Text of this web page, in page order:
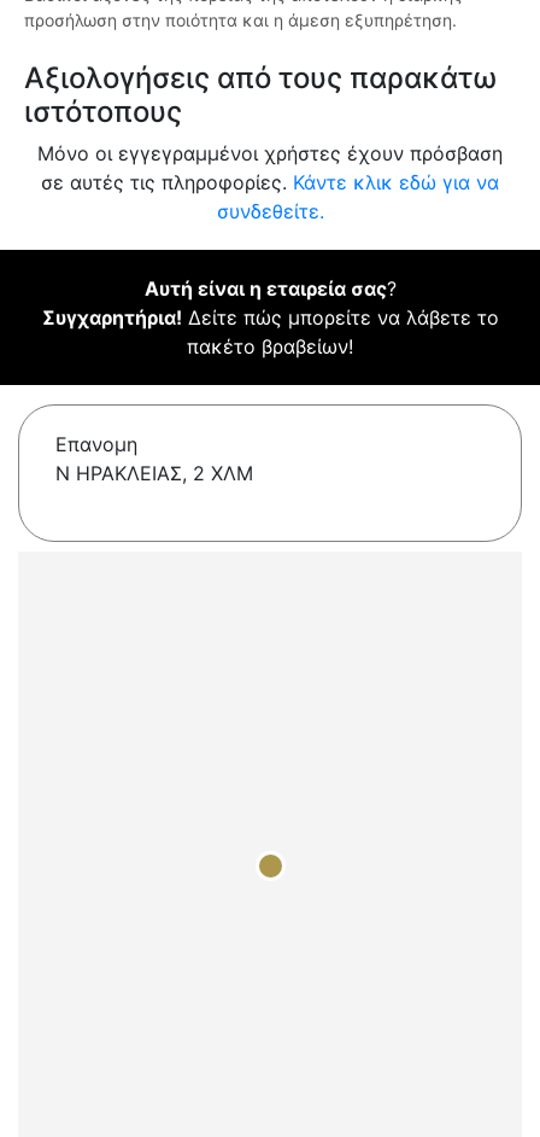
προσήλωση στην ποιότητα και η άμεση εξυπηρέτηση.
Αξιολογήσεις από τους παρακάτω
ιστότοπους
Μόνο οι εγγεγραμμένοι χρήστες έχουν πρόσβαση
σε αυτές τις πληροφορίες. Κάντε κλικ εδώ για να
συνδεθείτε.
Αυτή είναι η εταιρεία σας?
Συγχαρητήρια! Δείτε πώς μπορείτε να λάβετε το
πακέτο βραβείων!
Επανομη
Ν ΗΡΑΚΛΕΙΑΣ, 2 ΧΛΜ